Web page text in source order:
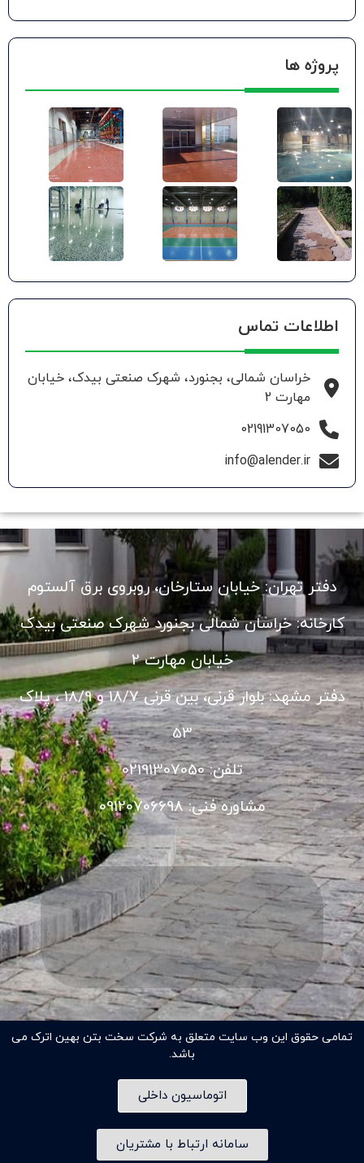
پروژه ها
اطلاعات تماس
خراسان شمالی، بجنورد، شهرک صنعتی بیدک، خیابان
مهارت 2
02191307050
info@alender.ir
دفتر تهران: خیابان ستارخان، روبروی برق آلستوم
کارخانه: خراسان شمالی بجنورد شهرک صنعتی بیدک
خیابان مهارت 2
دفتر مشهد: بلوار قرنی، بین قرنی 18/7 و 18/9 ، پلاک
53
تلفن: 02191307050
مشاوره فنی: 09120706698
تمامی حقوق این وب سایت متعلق به شرکت سخت بتن بهین اترک می
باشد.
اتوماسیون داخلی
سامانه ارتباط با مشتریان